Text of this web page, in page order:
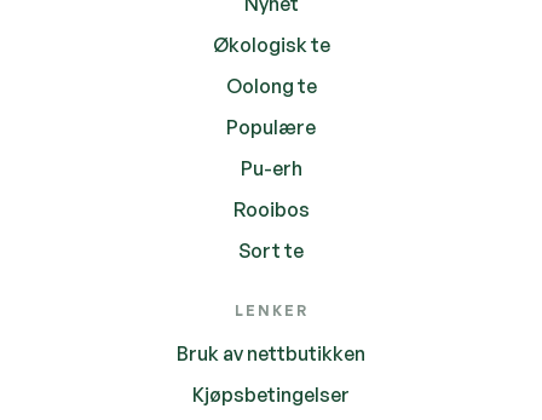
Økologisk te
Oolong te
Populære
Pu-erh
Rooibos
Sort te
LENKER
Bruk av nettbutikken
Kjøpsbetingelser